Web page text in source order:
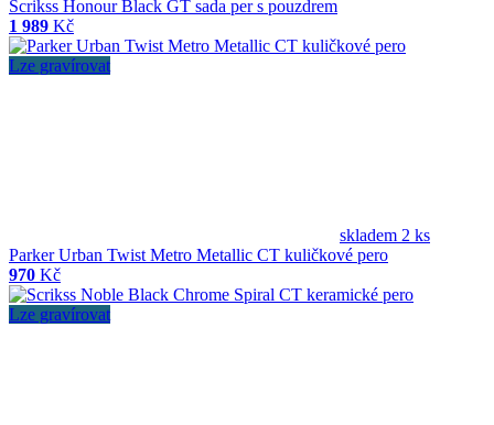
Scrikss Honour Black GT sada per s pouzdrem
1 989 Kč
Lze gravírovat
skladem 2 ks
Parker Urban Twist Metro Metallic CT kuličkové pero
970 Kč
Lze gravírovat